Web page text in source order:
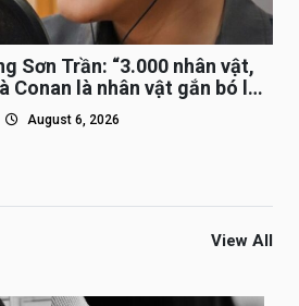
Sơn Trần: “3.000 nhân vật,
Conan là nhân vật gắn bó lâu
August 6, 2026
View All